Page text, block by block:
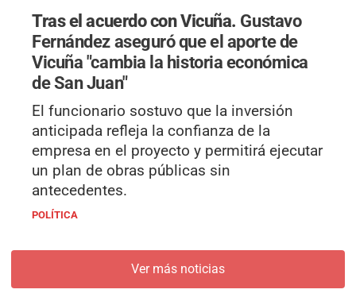
Tras el acuerdo con Vicuña. Gustavo
Fernández aseguró que el aporte de
Vicuña "cambia la historia económica
de San Juan"
El funcionario sostuvo que la inversión
anticipada refleja la confianza de la
empresa en el proyecto y permitirá ejecutar
un plan de obras públicas sin
antecedentes.
POLÍTICA
Ver más noticias